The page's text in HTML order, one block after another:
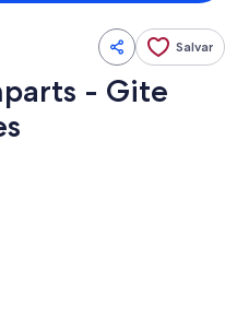
Salvar
- Gite